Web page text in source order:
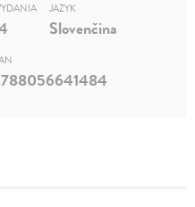
JAZYK
Slovenčina